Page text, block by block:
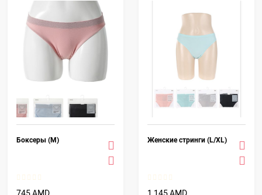
Боксеры (M) Женские стринги (L/XL)